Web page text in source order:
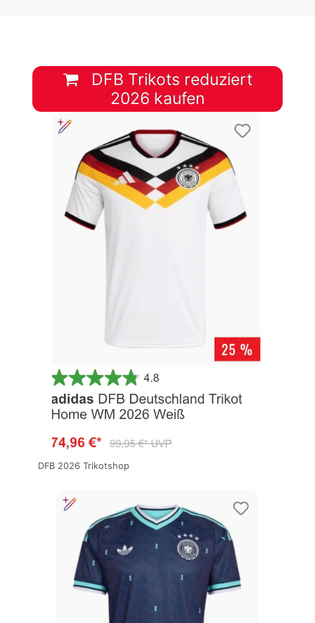
DFB Trikots reduziert
2026 kaufen
DFB 2026 Trikotshop